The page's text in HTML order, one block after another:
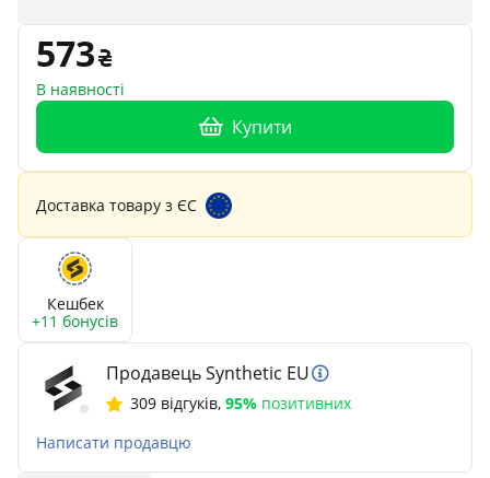
573
В наявності
Купити
Доставка товару з ЄС
Кешбек
+11 бонусів
Продавець Synthetic EU
309 відгуків, 95% позитивних
Написати продавцю